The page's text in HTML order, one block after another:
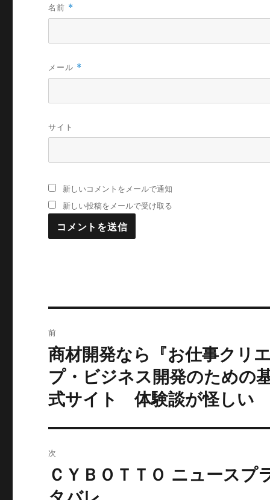
名前 *
メール *
サイト
新しいコメントをメールで通知
新しい投稿をメールで受け取る
稿
ナ
ビ
ゲ
ー
シ
前
過
去
の
投
商材開発なら『お仕事クリ
プ・ビジネス開発のための
式サイト 体験談が怪しい
次
次
の
ＣＹＢＯＴＴＯ ニュース